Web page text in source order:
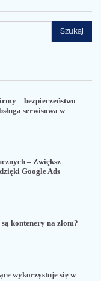
– bezpieczeństwo
serwisowa w
– Zwiększ
Google Ads
kontenery na złom?
wykorzystuje się w